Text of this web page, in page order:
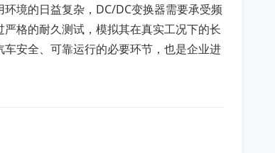
境的日益复杂，DC/DC变换器需要承受频
格的耐久测试，模拟其在真实工况下的长
安全、可靠运行的必要环节，也是企业进